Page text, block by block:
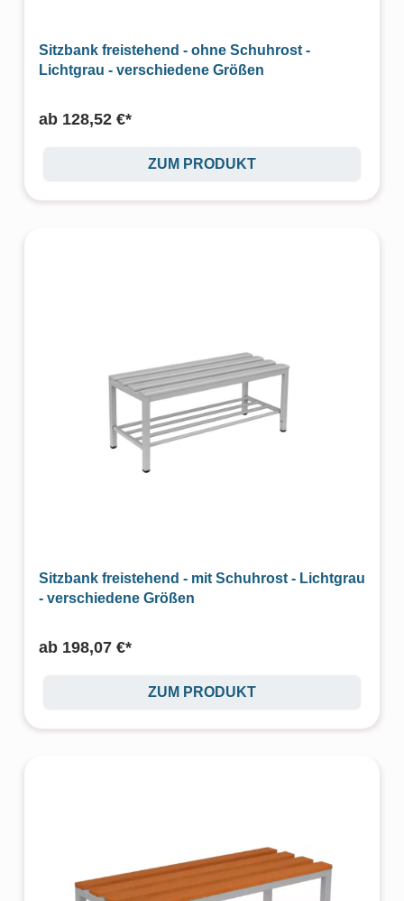
Sitzbank freistehend - ohne Schuhrost -
Lichtgrau - verschiedene Größen
ab 128,52 €*
ZUM PRODUKT
Sitzbank freistehend - mit Schuhrost - Lichtgrau
- verschiedene Größen
ab 198,07 €*
ZUM PRODUKT